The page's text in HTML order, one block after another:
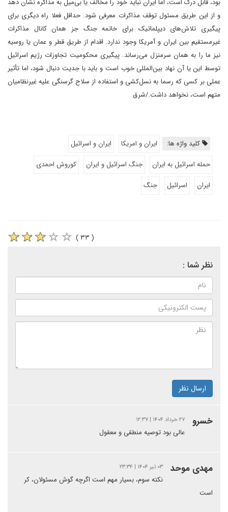
بود، قابل درک است، اما ایران نباید خود را مخالف یا بی‌میل به مذاکره نشان دهد
و از این طریق مسئول توقف مذاکرات معرفی شود. حداقل فعلا راه دیگری برای
پیگیری تلاش‌های دیپلماتیک برای خاتمه جنگ جز همان کانال مذاکرات
غیرمستقیم بین ایران و آمریکا وجود ندارد. اقدام از طریق قطر و عمان یا روسیه
نیز ما را به همان سرمنزل می‌رساند. پیگیری محکومیت تجاوزات رژیم اسرائیل
توسط این یا آن نهاد بین‌المللی خوب است و باید با جدیت دنبال شود، اما تأثیر
عملی بر کسی که رسما به نسل‌کشی و استفاده از سلاح گرسنگی علیه غیرنظامیان
متهم است، نخواهد داشت./شرق
کلید واژه ها: ایران و امریکا
ایران و اسرائیل
حمله اسرائیل به ایران
جنگ اسرائیل و ایران
کوروش احمدی
ایران
اسرائیل جنگ
( ۳۳ )
نظر شما :
ارسال نظر
خسرو ۲۷ خرداد ۱۴۰۴ | ۱۲:۳۷
عالی بود توصیه منطقی و معقول
مهدی موحد ۰۳ تیر ۱۴۰۴ | ۲۳:۳۴
نکته سوم، بسیار مهم است اگرچه گوش مسئولان، کر
است